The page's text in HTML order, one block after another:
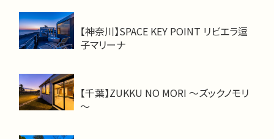
【神奈川】SPACE KEY POINT リビエラ逗
子マリーナ
【千葉】ZUKKU NO MORI ～ズックノモリ
～